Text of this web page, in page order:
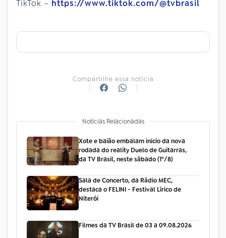
TikTok – https://www.tiktok.com/@tvbrasil
Compartilhe essa notícia
Notícias Relacionadas
Xote e baião embalam início da nova
rodada do reality Duelo de Guitarras,
da TV Brasil, neste sábado (1º/8)
Sala de Concerto, da Rádio MEC,
destaca o FELINI - Festival Lírico de
Niterói
Filmes da TV Brasil de 03 a 09.08.2026